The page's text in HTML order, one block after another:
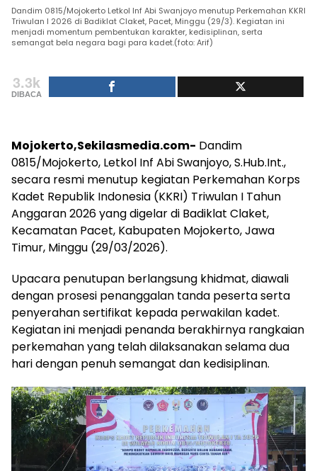
Dandim 0815/Mojokerto Letkol Inf Abi Swanjoyo menutup Perkemahan KKRI
Triwulan I 2026 di Badiklat Claket, Pacet, Minggu (29/3). Kegiatan ini
menjadi momentum pembentukan karakter, kedisiplinan, serta
semangat bela negara bagi para kadet.(foto: Arif)
3.3k
DIBACA
Mojokerto,Sekilasmedia.com- Dandim
0815/Mojokerto, Letkol Inf Abi Swanjoyo, S.Hub.Int.,
secara resmi menutup kegiatan Perkemahan Korps
Kadet Republik Indonesia (KKRI) Triwulan I Tahun
Anggaran 2026 yang digelar di Badiklat Claket,
Kecamatan Pacet, Kabupaten Mojokerto, Jawa
Timur, Minggu (29/03/2026).
Upacara penutupan berlangsung khidmat, diawali
dengan prosesi penanggalan tanda peserta serta
penyerahan sertifikat kepada perwakilan kadet.
Kegiatan ini menjadi penanda berakhirnya rangkaian
perkemahan yang telah dilaksanakan selama dua
hari dengan penuh semangat dan kedisiplinan.